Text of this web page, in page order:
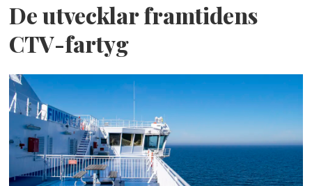
De utvecklar framtidens
CTV-fartyg